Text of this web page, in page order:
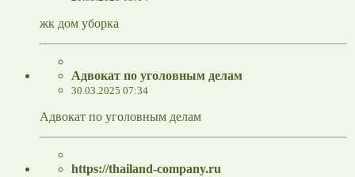
жк дом уборка
Адвокат по уголовным делам
30.03.2025 07:34
Адвокат по уголовным делам
https://thailand-company.ru